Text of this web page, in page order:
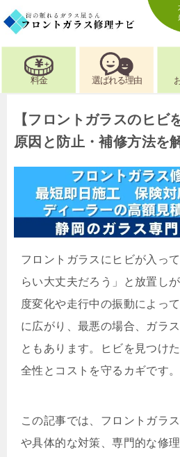
料金 選ばれる理由
【フロントガラスのヒビ
原因と防止・補修方法を
フロントガラスにヒビが入っ
らい大丈夫だろう」と放置し
度変化や走行中の振動によっ
に広がり、最悪の場合、ガラ
ともあります。ヒビを見つけ
全性とコストを守るカギです。
この記事では、フロントガラ
や具体的な対策、専門的な修